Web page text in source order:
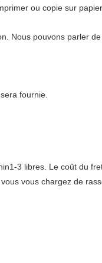
ou copie sur
Nous pouvons parler
fournie.
3 libres. Le coût du
vous chargez de